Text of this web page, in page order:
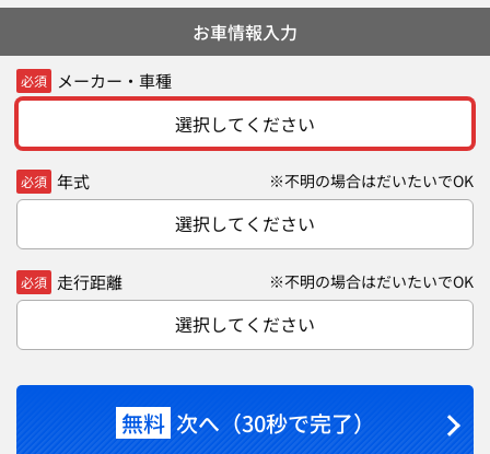
お車情報入力
必須 メーカー・車種
選択してください
必須 年式 ※不明の場合はだいたいでOK
選択してください
必須 走行距離 ※不明の場合はだいたいでOK
選択してください
無料 次へ（30秒で完了）